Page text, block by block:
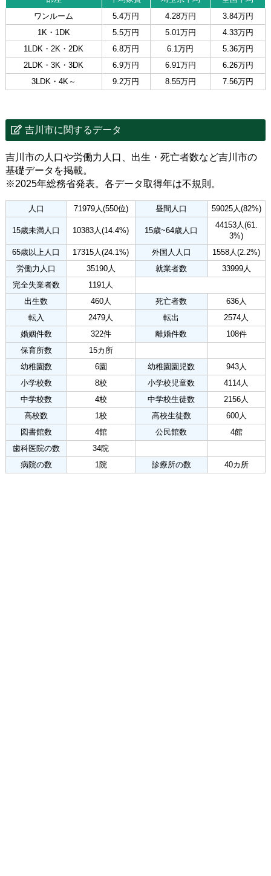
ワンルーム
5.4万円 4.28万円
3.84万円
1K・1DK
5.5万円 5.01万円
4.33万円
1LDK・2K・2DK
6.8万円 6.1万円
5.36万円
2LDK・3K・3DK
6.9万円 6.91万円
6.26万円
3LDK・4K～
9.2万円 8.55万円 7.56万円
吉川市に関するデータ
吉川市の人口や労働力人口、出生・死亡者数など吉川市の
基礎データを掲載。
※2025年総務省発表。各データ取得年は不規則。
人口 71979人(550位) 昼間人口 59025人(82%)
15歳未満人口 10383人(14.4%) 15歳~64歳人口
44153人(61.
3%)
65歳以上人口
17315人(24.1%) 外国人人口
1558人(2.2%)
労働力人口
35190人 就業者数
33999人
完全失業者数
1191人
出生数
460人 死亡者数
636人
転入
2479人 転出
2574人
婚姻件数
322件 離婚件数
108件
保育所数
15カ所
幼稚園数
6園 幼稚園園児数
943人
小学校数
8校 小学校児童数
4114人
中学校数
4校 中学校生徒数
2156人
高校数
1校 高校生徒数
600人
図書館数
4館 公民館数
4館
歯科医院の数
34院
病院の数
1院 診療所の数 40カ所